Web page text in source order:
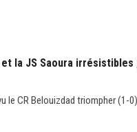
la JS Saoura irrésistibles
le CR Belouizdad triompher (1-